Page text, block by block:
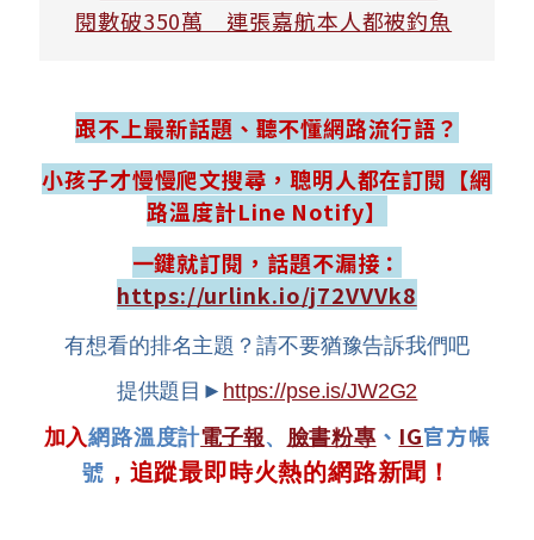
閱數破350萬 連張嘉航本人都被釣魚
跟不上最新話題、聽不懂網路流行語？
小孩子才慢慢爬文搜尋，聰明人都在訂閱【網
路溫度計Line Notify】
一鍵就訂閱，話題不漏接：
https://urlink.io/j72VVVk8
有想看的排名主題？請不要猶豫告訴我們吧
提供題目► https://pse.is/JW2G2
加入網路溫度計電子報、 臉書粉專 、 IG官方帳
號 ，追蹤最即時火熱的網路新聞！